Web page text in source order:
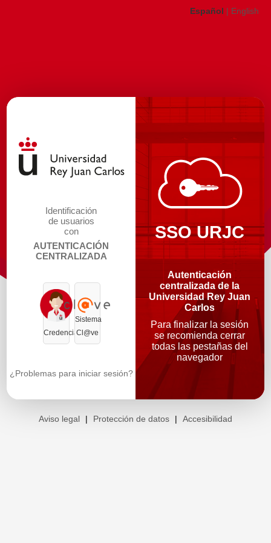
Español | English
Identificación
de usuarios
con
AUTENTICACIÓN
CENTRALIZADA
Credenciales
Sistema
Cl@ve
¿Problemas para iniciar sesión?
SSO URJC
Autenticación
centralizada de la
Universidad Rey Juan
Carlos
Para finalizar la sesión
se recomienda cerrar
todas las pestañas del
navegador
Aviso legal | Protección de datos | Accesibilidad